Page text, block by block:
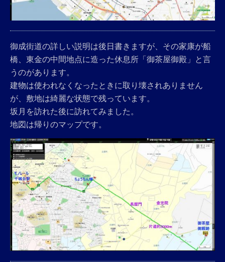
御成街道の詳しい説明は後日書きますが、その家康が船
橋、東金の中間地点に造った休息所「御茶屋御殿」と言
うのがあります。
建物は使われなくなったときに取り壊されありません
が、敷地は綺麗な状態で残っています。
坂月を訪れた後に訪れてみました。
地図は帰りのマップです。